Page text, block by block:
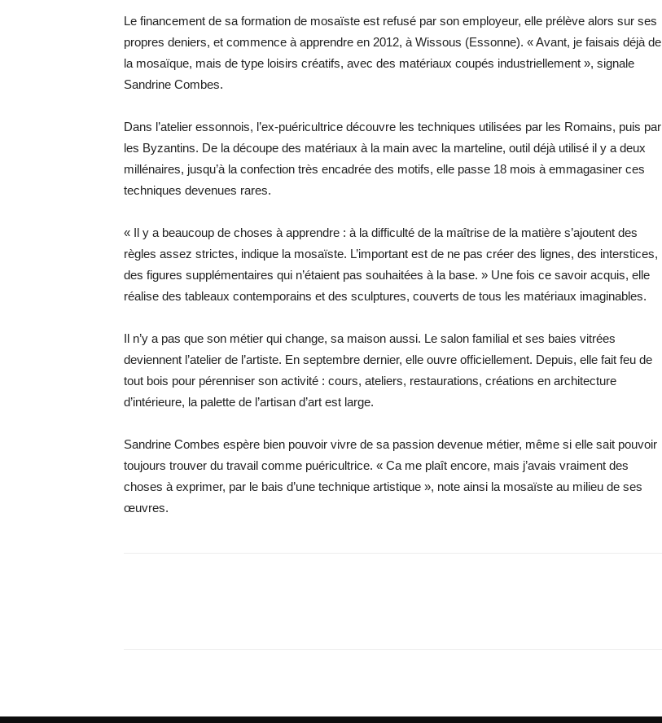
Le financement de sa formation de mosaïste est refusé par son employeur, elle prélève alors sur ses
propres deniers, et commence à apprendre en 2012, à Wissous (Essonne). « Avant, je faisais déjà de
la mosaïque, mais de type loisirs créatifs, avec des matériaux coupés industriellement », signale
Sandrine Combes.
Dans l’atelier essonnois, l’ex-puéricultrice découvre les techniques utilisées par les Romains, puis par
les Byzantins. De la découpe des matériaux à la main avec la marteline, outil déjà utilisé il y a deux
millénaires, jusqu’à la confection très encadrée des motifs, elle passe 18 mois à emmagasiner ces
techniques devenues rares.
« Il y a beaucoup de choses à apprendre : à la difficulté de la maîtrise de la matière s’ajoutent des
règles assez strictes, indique la mosaïste. L’important est de ne pas créer des lignes, des interstices,
des figures supplémentaires qui n’étaient pas souhaitées à la base. » Une fois ce savoir acquis, elle
réalise des tableaux contemporains et des sculptures, couverts de tous les matériaux imaginables.
Il n’y a pas que son métier qui change, sa maison aussi. Le salon familial et ses baies vitrées
deviennent l’atelier de l’artiste. En septembre dernier, elle ouvre officiellement. Depuis, elle fait feu de
tout bois pour pérenniser son activité : cours, ateliers, restaurations, créations en architecture
d’intérieure, la palette de l’artisan d’art est large.
Sandrine Combes espère bien pouvoir vivre de sa passion devenue métier, même si elle sait pouvoir
toujours trouver du travail comme puéricultrice. « Ca me plaît encore, mais j’avais vraiment des
choses à exprimer, par le bais d’une technique artistique », note ainsi la mosaïste au milieu de ses
œuvres.